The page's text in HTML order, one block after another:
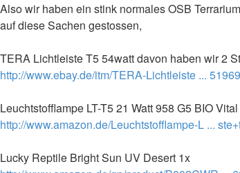
Also wir haben ein stink normales OSB
auf diese Sachen gestossen,
TERA Lichtleiste T5 54watt davon haben wir 2
http://www.ebay.de/itm/TERA-Lichtleiste ...
Leuchtstofflampe LT-T5 21 Watt 958 G5 BIO
http://www.amazon.de/Leuchtstofflampe-L ...
Lucky Reptile Bright Sun UV Desert 1x